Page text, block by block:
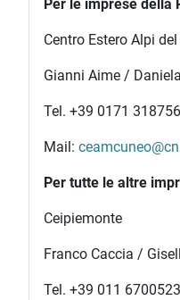
Per le imprese della
Centro Estero Alpi
Gianni Aime /
Tel. +39 0171
Mail:
Per tutte le altre
Ceipiemonte
Franco Caccia /
Tel. +39 011